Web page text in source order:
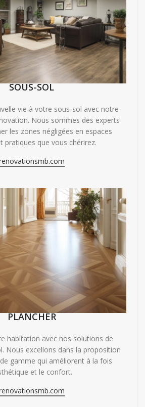
SOUS-SOL
vie à votre sous-sol avec notre
Nous sommes des experts
les zones négligées en espaces
pratiques que vous chérirez.
PLANCHER
habitation avec nos solutions de
Nous excellons dans la proposition
gamme qui améliorent à la fois
et le confort.